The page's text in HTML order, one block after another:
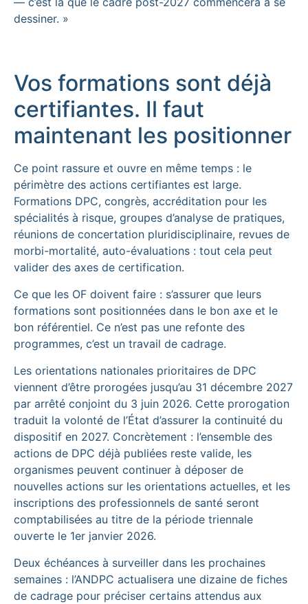
dessiner. »
Vos formations sont déjà
certifiantes. Il faut
maintenant les positionner
Ce point rassure et ouvre en même temps : le
périmètre des actions certifiantes est large.
Formations DPC, congrès, accréditation pour les
spécialités à risque, groupes d’analyse de pratiques,
réunions de concertation pluridisciplinaire, revues de
morbi-mortalité, auto-évaluations : tout cela peut
valider des axes de certification.
Ce que les OF doivent faire : s’assurer que leurs
formations sont positionnées dans le bon axe et le
bon référentiel. Ce n’est pas une refonte des
programmes, c’est un travail de cadrage.
Les orientations nationales prioritaires de DPC
viennent d’être prorogées jusqu’au 31 décembre 2027
par arrêté conjoint du 3 juin 2026. Cette prorogation
traduit la volonté de l’État d’assurer la continuité du
dispositif en 2027. Concrètement : l’ensemble des
actions de DPC déjà publiées reste valide, les
organismes peuvent continuer à déposer de
nouvelles actions sur les orientations actuelles, et les
inscriptions des professionnels de santé seront
comptabilisées au titre de la période triennale
ouverte le 1er janvier 2026.
Deux échéances à surveiller dans les prochaines
semaines : l’ANDPC actualisera une dizaine de fiches
de cadrage pour préciser certains attendus aux